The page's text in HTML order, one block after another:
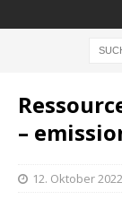
–
12. Oktober 2022